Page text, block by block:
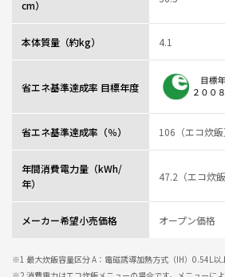
cm）
本体質量（約kg） 4.1
省エネ基準達成率 目標年度
省エネ基準達成率（％） 106（エコ炊飯
年間消費電力量（kWh/
年）
47.2（エコ炊飯
メーカー希望小売価格 オープン価格
※1 最大炊飯容量区分 A：電磁誘導加熱方式（IH）0.54L以